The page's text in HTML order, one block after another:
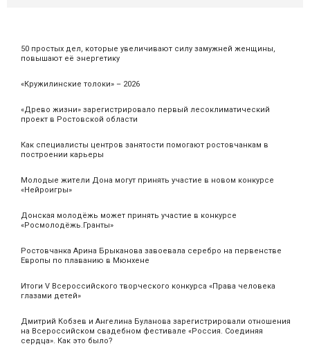
50 простых дел, которые увеличивают силу замужней женщины,
повышают её энергетику
«Кружилинские толоки» – 2026
«Древо жизни» зарегистрировало первый лесоклиматический
проект в Ростовской области
Как специалисты центров занятости помогают ростовчанкам в
построении карьеры
Молодые жители Дона могут принять участие в новом конкурсе
«Нейроигры»
Донская молодёжь может принять участие в конкурсе
«Росмолодёжь.Гранты»
Ростовчанка Арина Брыканова завоевала серебро на первенстве
Европы по плаванию в Мюнхене
Итоги V Всероссийского творческого конкурса «Права человека
глазами детей»
Дмитрий Кобзев и Ангелина Буланова зарегистрировали отношения
на Всероссийском свадебном фестивале «Россия. Соединяя
сердца». Как это было?